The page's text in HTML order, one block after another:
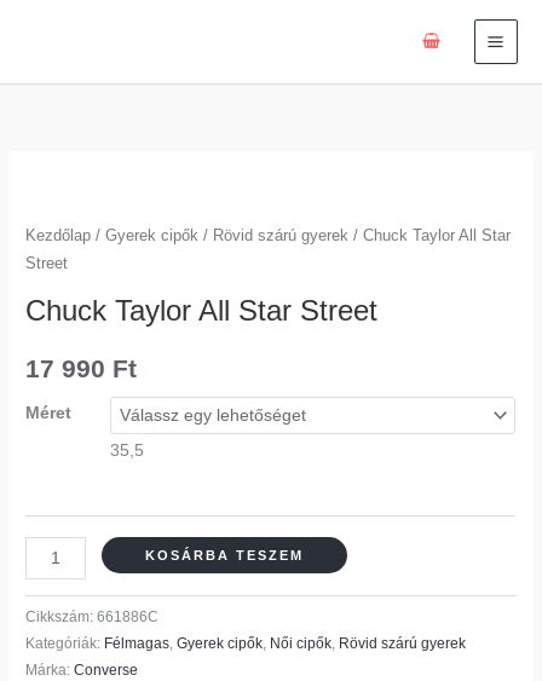
Kezdőlap /Gyerek cipők / Rövid szárú gyerek / Chuck Taylor All Star
Street
Chuck Taylor All Star Street
17 990 Ft
Méret
35,5
All
Star
mennyiség
KOSÁRBA TESZEM
Cikkszám:661886C
Kategóriák: Félmagas,Gyerek cipők, Női cipők, Rövid szárú gyerek
Márka:Converse